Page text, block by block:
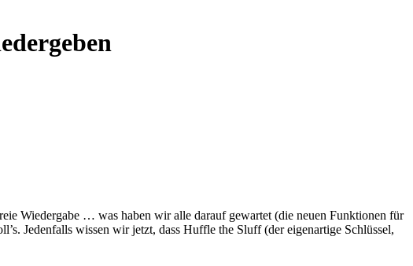
Wiedergabe … was haben wir alle darauf gewartet (die neuen Funktionen für
Jedenfalls wissen wir jetzt, dass Huffle the Sluff (der eigenartige Schlüssel,